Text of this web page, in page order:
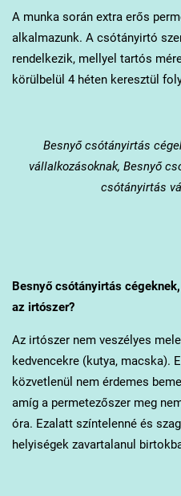
A munka során extra erős
alkalmazunk. A csótányirtó
rendelkezik, mellyel tartós
körülbelül 4 héten keresztül
Besnyőcsótányirtás
vállalkozásoknak, Besnyő
csótányirtás
Besnyőcsótányirtás
az irtószer?
Az irtószer nem veszélyes
kedvencekre (kutya, macska).
közvetlenül nem érdemes
amíg a permetezőszer meg
óra. Ezalatt színtelenné és
helyiségek zavartalanul